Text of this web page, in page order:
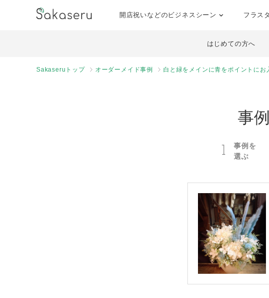
開店祝いなどのビジネスシーン フラス
はじめての方へ
Sakaseruトップ オーダーメイド事例 白と緑をメインに青をポイントに
事
1
事例を
選ぶ